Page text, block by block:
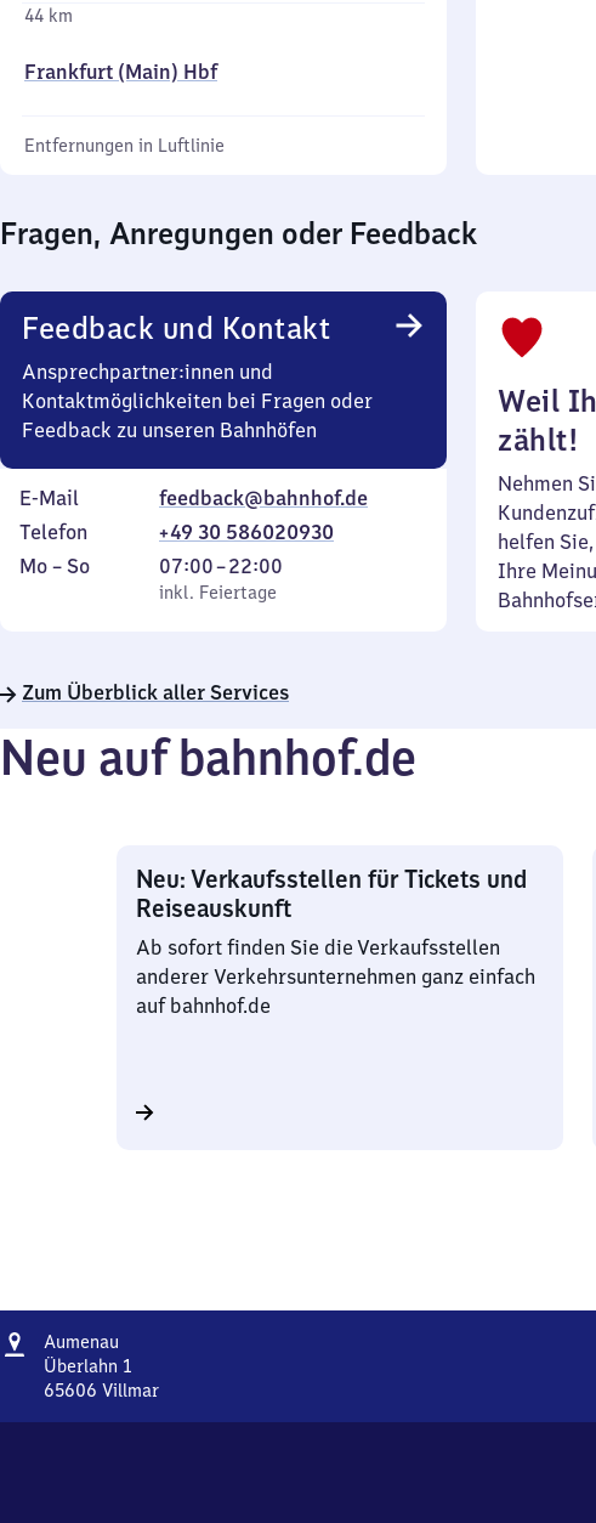
44 km
Frankfurt (Main) Hbf
Entfernungen in Luftlinie
Fragen, Anregungen oder Feedback
Feedback und Kontakt
Ansprechpartner:innen und
Kontaktmöglichkeiten bei Fragen oder
Feedback zu unseren Bahnhöfen
E-Mail
feedback@bahnhof.de
Telefon
+49 30 586020930
Montag
Mo – So,
inkl. Feiertage
07:00–22:00
Von
7
22
inkl. Feiertage
Weil
zählt!
Nehmen
helfen
Ihre
Zum Überblick aller Services
Neu auf bahnhof.de
Neu: Verkaufsstellen für Tickets und
Reiseauskunft
Ab sofort finden Sie die Verkaufsstellen
anderer Verkehrsunternehmen ganz einfach
auf bahnhof.de
Adresse
Aumenau
Überlahn 1
65606 Villmar